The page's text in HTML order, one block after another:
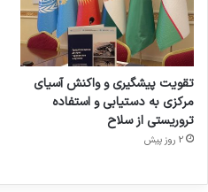
تقویت پیشگیری و واکنش آسیای
مرکزی به دستیابی و استفاده
تروریستی از سلاح
2 روز پیش